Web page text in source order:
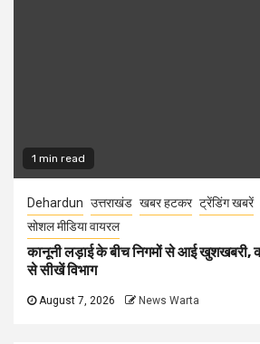
1 min read
Dehardun उत्तराखंड खबर हटकर ट्रेंडिंग खबरें
सोशल मीडिया वायरल
कानूनी लड़ाई के बीच निगमों से आई खुशखबरी,
से सीखें विभाग
August 7, 2026 News Warta